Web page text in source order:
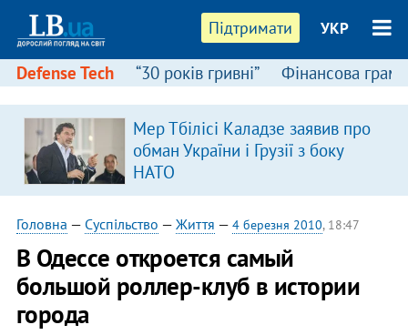
Підтримати УКР
Defense Tech “30 років гривні” Фінансова
Мер Тбілісі Каладзе заявив про
обман України і Грузії з боку
НАТО
Головна — Суспільство — Життя — 4 березня 2010, 18:47
В Одессе откроется самый
большой роллер-клуб в истории
города